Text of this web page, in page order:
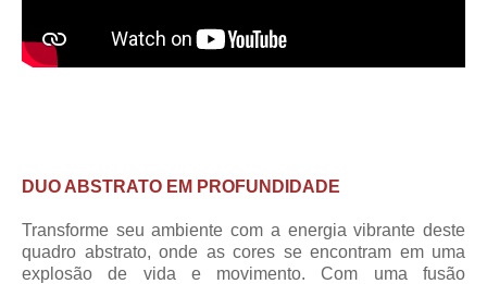
DUO ABSTRATO EM PROFUNDIDADE
Transforme seu ambiente com a energia vibrante deste
quadro abstrato, onde as cores se encontram em uma
explosão de vida e movimento. Com uma fusão